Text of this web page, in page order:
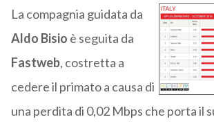
La compagnia guidata da
Aldo Bisio è seguita da
Fastweb, costretta a
cedere il primato a causa di
una perdita di 0,02 Mbps che porta il